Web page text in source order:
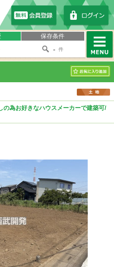
保存条件
- 件
MENU
お気に入り
の為お好きなハウスメーカーで建築可/